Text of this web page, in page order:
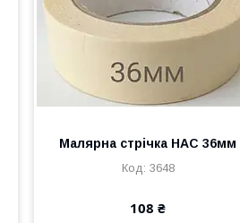
Малярна стрічка НАС 36мм
3648
108 ₴